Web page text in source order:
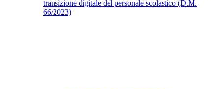
transizione digitale del personale scolastico (D.M.
66/2023)